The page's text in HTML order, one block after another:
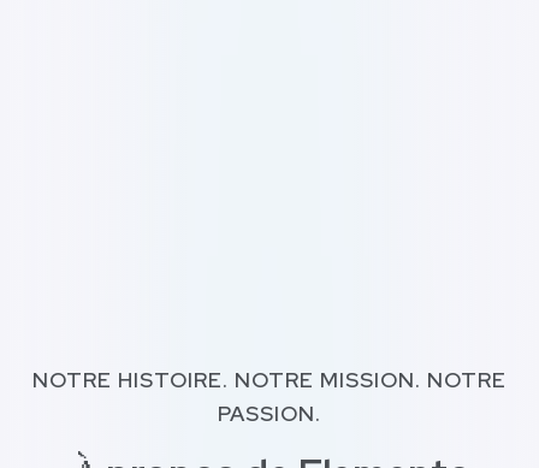
NOTRE HISTOIRE. NOTRE MISSION. NOTRE
PASSION.